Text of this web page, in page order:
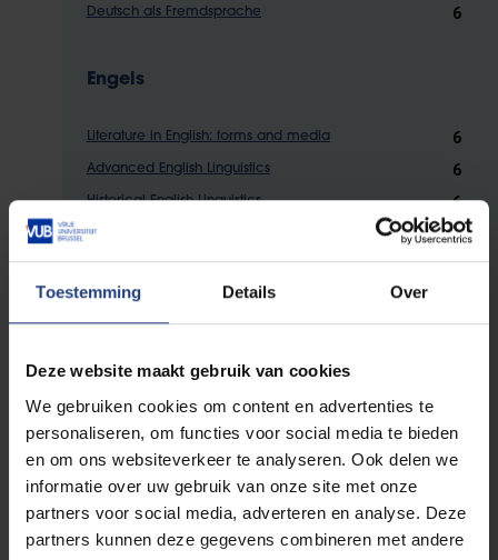
Toestemming Details Over
Deze website maakt gebruik van cookies
We gebruiken cookies om content en advertenties te
personaliseren, om functies voor social media te bieden
en om ons websiteverkeer te analyseren. Ook delen we
informatie over uw gebruik van onze site met onze
partners voor social media, adverteren en analyse. Deze
partners kunnen deze gegevens combineren met andere
Deutsch als Fremdsprache 6
Engels
Literature in English: forms and media 6
Advanced English Linguistics 6
Historical English Linguistics 6
English Linguistics: the Acquisition of English 6
Postcolonial and Postmigration Literature in English 6
Syntaxe du français moderne 6
Grammaire appliquée à l'enseignement du FLE
Poésie et intermédialité 6